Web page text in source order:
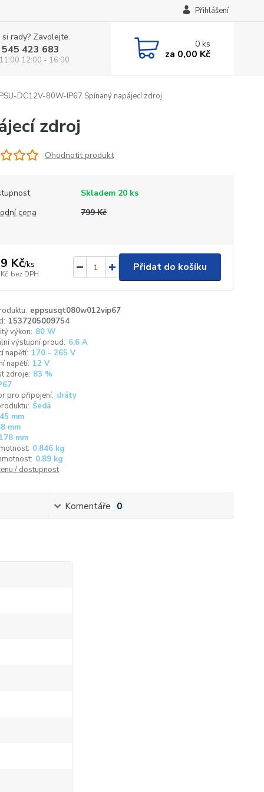
Přihlášení
rady? Zavolejte.
423 683
12:00 - 16:00
0ks
za 0,00 Kč
PSU-DC12V-80W-IP67 Spínaný napájecí zdroj
zdroj
Ohodnotit produkt
Skladem 20 ks
cena
799 Kč
Kč/ks
bez DPH
Přidat do košíku
eppsusqt080w012vip67
1537205009754
výkon: 80 W
výstupní proud: 6.6 A
napětí: 170 - 265 V
napětí: 12 V
zdroje: 83 %
pro připojení: dráty
Šedá
45 mm
mm
178 mm
0.846 kg
0.89 kg
/ dostupnost
Komentáře 0